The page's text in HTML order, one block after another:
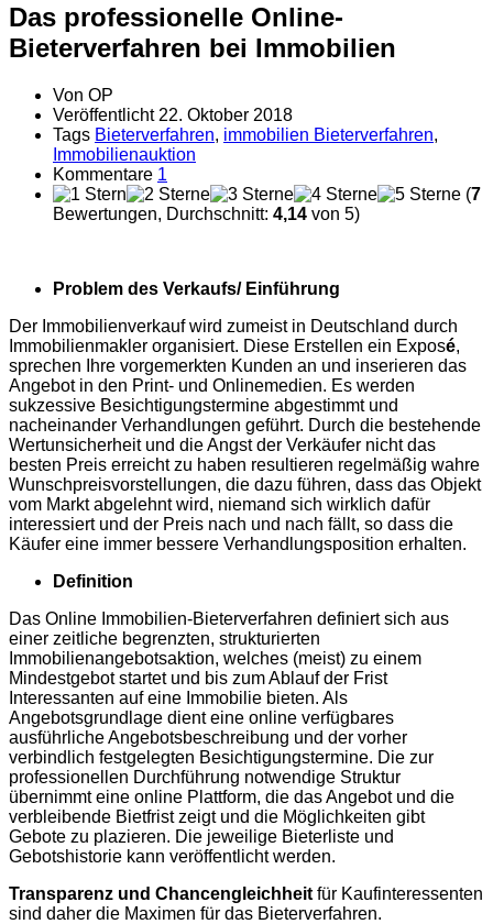
Das professionelle Online-
Bieterverfahren bei Immobilien
Von OP
Veröffentlicht22. Oktober 2018
Tags Bieterverfahren, immobilien Bieterverfahren,
Immobilienauktion
Kommentare 1
(7
Bewertungen, Durchschnitt: 4,14 von 5)
Problem des Verkaufs/ Einführung
Der Immobilienverkauf wird zumeist in Deutschland durch
Immobilienmakler organisiert. Diese Erstellen ein Exposé,
sprechen Ihre vorgemerkten Kunden an und inserieren das
Angebot in den Print- und Onlinemedien. Es werden
sukzessive Besichtigungstermine abgestimmt und
nacheinander Verhandlungen geführt. Durch die bestehende
Wertunsicherheit und die Angst der Verkäufer nicht das
besten Preis erreicht zu haben resultieren regelmäßig wahre
Wunschpreisvorstellungen, die dazu führen, dass das Objekt
vom Markt abgelehnt wird, niemand sich wirklich dafür
interessiert und der Preis nach und nach fällt, so dass die
Käufer eine immer bessere Verhandlungsposition erhalten.
Definition
Das Online Immobilien-Bieterverfahren definiert sich aus
einer zeitliche begrenzten, strukturierten
Immobilienangebotsaktion, welches (meist) zu einem
Mindestgebot startet und bis zum Ablauf der Frist
Interessanten auf eine Immobilie bieten. Als
Angebotsgrundlage dient eine online verfügbares
ausführliche Angebotsbeschreibung und der vorher
verbindlich festgelegten Besichtigungstermine. Die zur
professionellen Durchführung notwendige Struktur
übernimmt eine online Plattform, die das Angebot und die
verbleibende Bietfrist zeigt und die Möglichkeiten gibt
Gebote zu plazieren. Die jeweilige Bieterliste und
Gebotshistorie kann veröffentlicht werden.
Transparenz und Chancengleichheit für Kaufinteressenten
sind daher die Maximen für das Bieterverfahren.